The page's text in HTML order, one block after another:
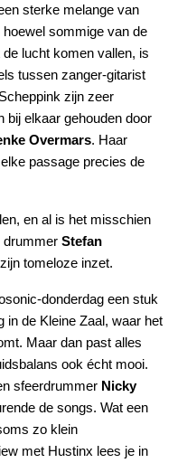
sterke melange van
sommige van de
lucht komen vallen, is
tussen zanger-gitarist
zijn zeer
elkaar gehouden door
Overmars. Haar
passage precies de
en al is het misschien
drummer Stefan
tomeloze inzet.
donderdag een stuk
in de Kleine Zaal, waar het
Maar dan past alles
ook écht mooi.
sfeerdrummer Nicky
de songs. Wat een
zo klein
met Hustinx lees je in